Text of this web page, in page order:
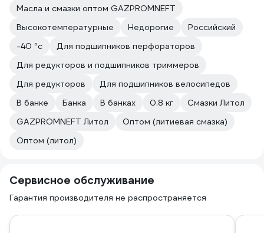
Масла и смазки оптом GAZPROMNEFT
Высокотемпературные
Недорогие
Российский
-40 °с
Для подшипников перфораторов
Для редукторов и подшипников триммеров
Для редукторов
Для подшипников велосипедов
В банке
Банка В банках 0.8 кг
Смазки Литол
GAZPROMNEFT Литол
Оптом (литиевая смазка)
Оптом (литол)
Сервисное обслуживание
Гарантия производителя не распространяется